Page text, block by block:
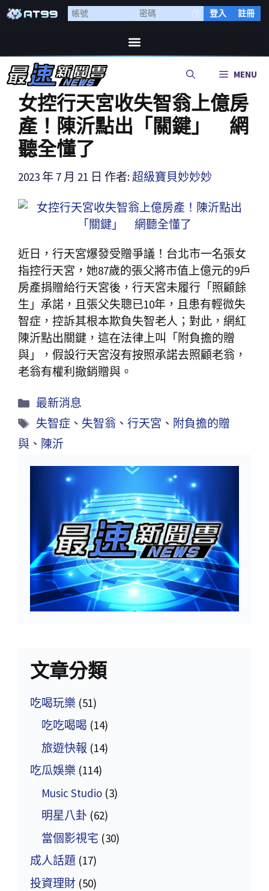
登入 註冊
MENU
女控行天宮收失智翁上億房
產！陳沂點出「關鍵」 網
聽全懂了
2023 年 7 月 21 日 作者: 超級寶貝妙妙妙
近日，行天宮爆發受贈爭議！台北市一名張女
指控行天宮，她87歲的張父將市值上億元的9戶
房產捐贈給行天宮後，行天宮未履行「照顧餘
生」承諾，且張父失聰已10年，且患有輕微失
智症，控訴其根本欺負失智老人；對此，網紅
陳沂點出關鍵，這在法律上叫「附負擔的贈
與」，假設行天宮沒有按照承諾去照顧老翁，
老翁有權利撤銷贈與。
最新消息
失智症 、 失智翁 、行天宮 、 附負擔的贈
與 、 陳沂
文章分類
吃喝玩樂 (51)
吃吃喝喝 (14)
旅遊快報 (14)
吃瓜娛樂 (114)
Music Studio (3)
明星八卦 (62)
當個影視宅 (30)
成人話題 (17)
投資理財 (50)